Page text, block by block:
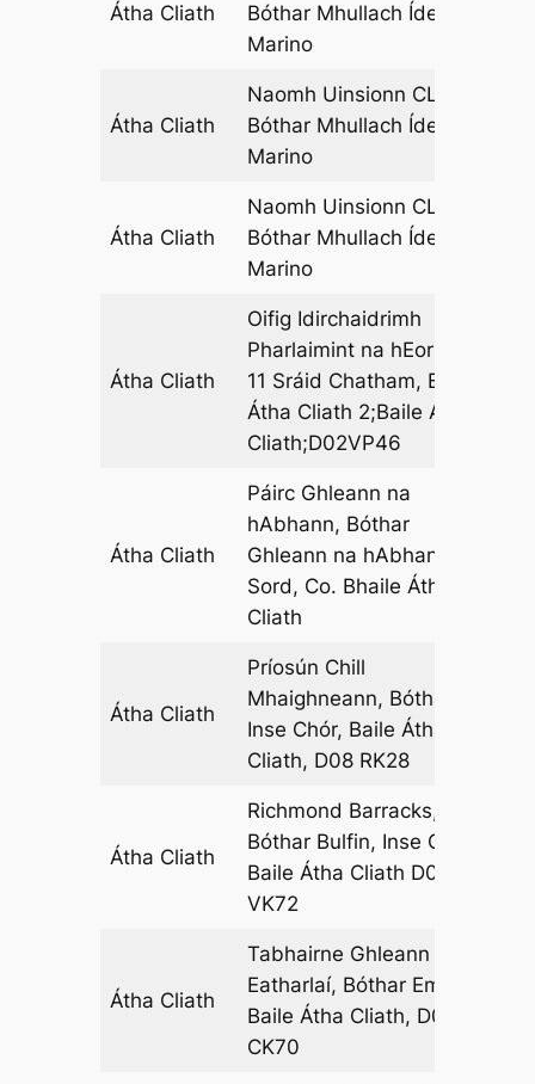
Átha Cliath
Bóthar Mhullach Íde,
Marino
Átha Cliath
Naomh Uinsionn CLG,
Bóthar Mhullach Íde,
Marino
Átha Cliath
Naomh Uinsionn CLG,
Bóthar Mhullach Íde,
Marino
Átha Cliath
Oifig Idirchaidrimh
Pharlaimint na hEorpa,
11 Sráid Chatham, Baile
Átha Cliath 2;Baile Átha
Cliath;D02VP46
Átha Cliath
Páirc Ghleann na
hAbhann, Bóthar
Ghleann na hAbhann,
Sord, Co. Bhaile Átha
Cliath
Átha Cliath
Príosún Chill
Mhaighneann, Bóthar
Inse Chór, Baile Átha
Cliath, D08 RK28
Átha Cliath
Richmond Barracks,
Bóthar Bulfin, Inse Chór,
Baile Átha Cliath D08
VK72
Átha Cliath
Tabhairne Ghleann
Eatharlaí, Bóthar Emmet,
Baile Átha Cliath, D08
CK70